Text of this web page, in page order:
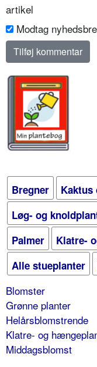
artikel
Modtag
Bregner
Kaktus
Løg- og
Palmer
Klatre-
Alle stueplanter
Blomster
Grønne planter
Helårsblomstrende
Klatre- og
Middagsblomst